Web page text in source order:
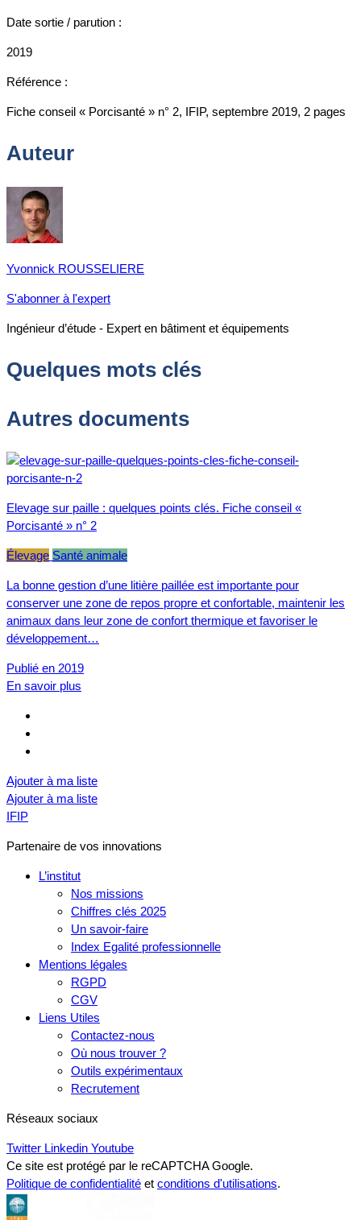
Date sortie / parution :
2019
Référence :
Fiche conseil « Porcisanté » n° 2, IFIP, septembre 2019, 2 pages
Auteur
Yvonnick ROUSSELIERE
S'abonner à l'expert
Ingénieur d’étude - Expert en bâtiment et équipements
Quelques mots clés
Autres documents
Elevage sur paille : quelques points clés. Fiche conseil «
Porcisanté » n° 2
Élevage Santé animale
La bonne gestion d’une litière paillée est importante pour
conserver une zone de repos propre et confortable, maintenir les
animaux dans leur zone de confort thermique et favoriser le
développement…
Publié en 2019
En savoir plus
Ajouter à ma liste
Ajouter à ma liste
IFIP
Partenaire de vos innovations
L’institut
Nos missions
Chiffres clés 2025
Un savoir-faire
Index Egalité professionnelle
Mentions légales
RGPD
CGV
Liens Utiles
Contactez-nous
Où nous trouver ?
Outils expérimentaux
Recrutement
Réseaux sociaux
Twitter Linkedin Youtube
Ce site est protégé par le reCAPTCHA Google.
Politique de confidentialité et conditions d'utilisations.